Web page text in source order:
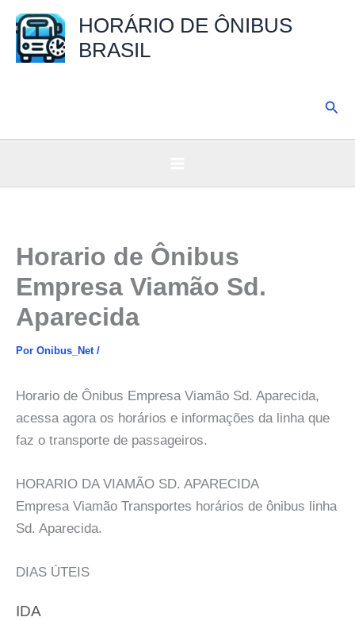
para
HORÁRIO DE ÔNIBUS
BRASIL
Horario de Ônibus
Empresa Viamão Sd.
Aparecida
Por Onibus_Net /
Horario de Ônibus Empresa Viamão Sd. Aparecida,
acessa agora os horários e informações da linha que
faz o transporte de passageiros.
HORARIO DA VIAMÃO SD. APARECIDA
Empresa Viamão Transportes horários de ônibus linha
Sd. Aparecida.
DIAS ÚTEIS
IDA